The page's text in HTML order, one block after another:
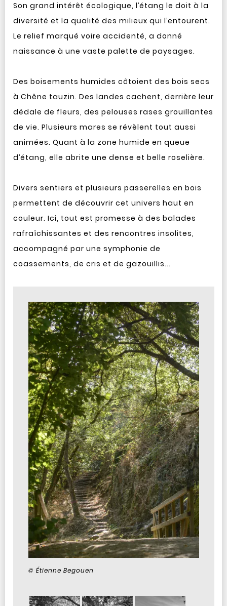
Son grand intérêt écologique, l’étang le doit à la
diversité et la qualité des milieux qui l’entourent.
Le relief marqué voire accidenté, a donné
naissance à une vaste palette de paysages.
Des boisements humides côtoient des bois secs
à Chêne tauzin. Des landes cachent, derrière leur
dédale de fleurs, des pelouses rases grouillantes
de vie. Plusieurs mares se révèlent tout aussi
animées. Quant à la zone humide en queue
d’étang, elle abrite une dense et belle roselière.
Divers sentiers et plusieurs passerelles en bois
permettent de découvrir cet univers haut en
couleur. Ici, tout est promesse à des balades
rafraîchissantes et des rencontres insolites,
accompagné par une symphonie de
coassements, de cris et de gazouillis...
© Étienne Begouen